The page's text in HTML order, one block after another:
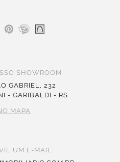
SHOWROOM
GABRIEL, 232
- GARIBALDI - RS
MAPA
UM E-MAIL: